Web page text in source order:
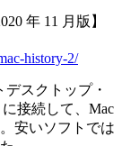
年 11 月版】
history-2/
デスクトップ・
に接続して、Mac
安いソフトでは